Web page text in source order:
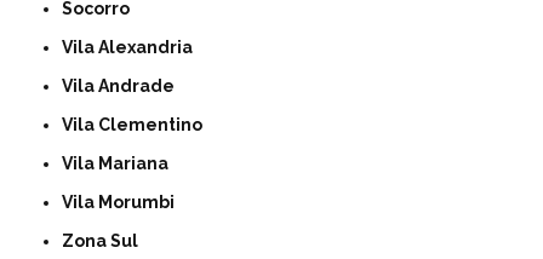
Socorro
Vila Alexandria
Vila Andrade
Vila Clementino
Vila Mariana
Vila Morumbi
Zona Sul